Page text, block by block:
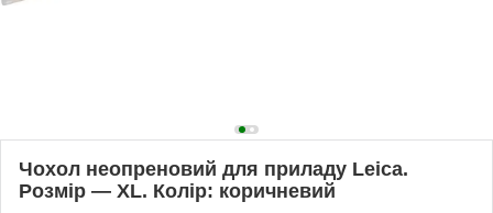
Чохол неопреновий для приладу Leica.
Розмір — XL. Колір: коричневий